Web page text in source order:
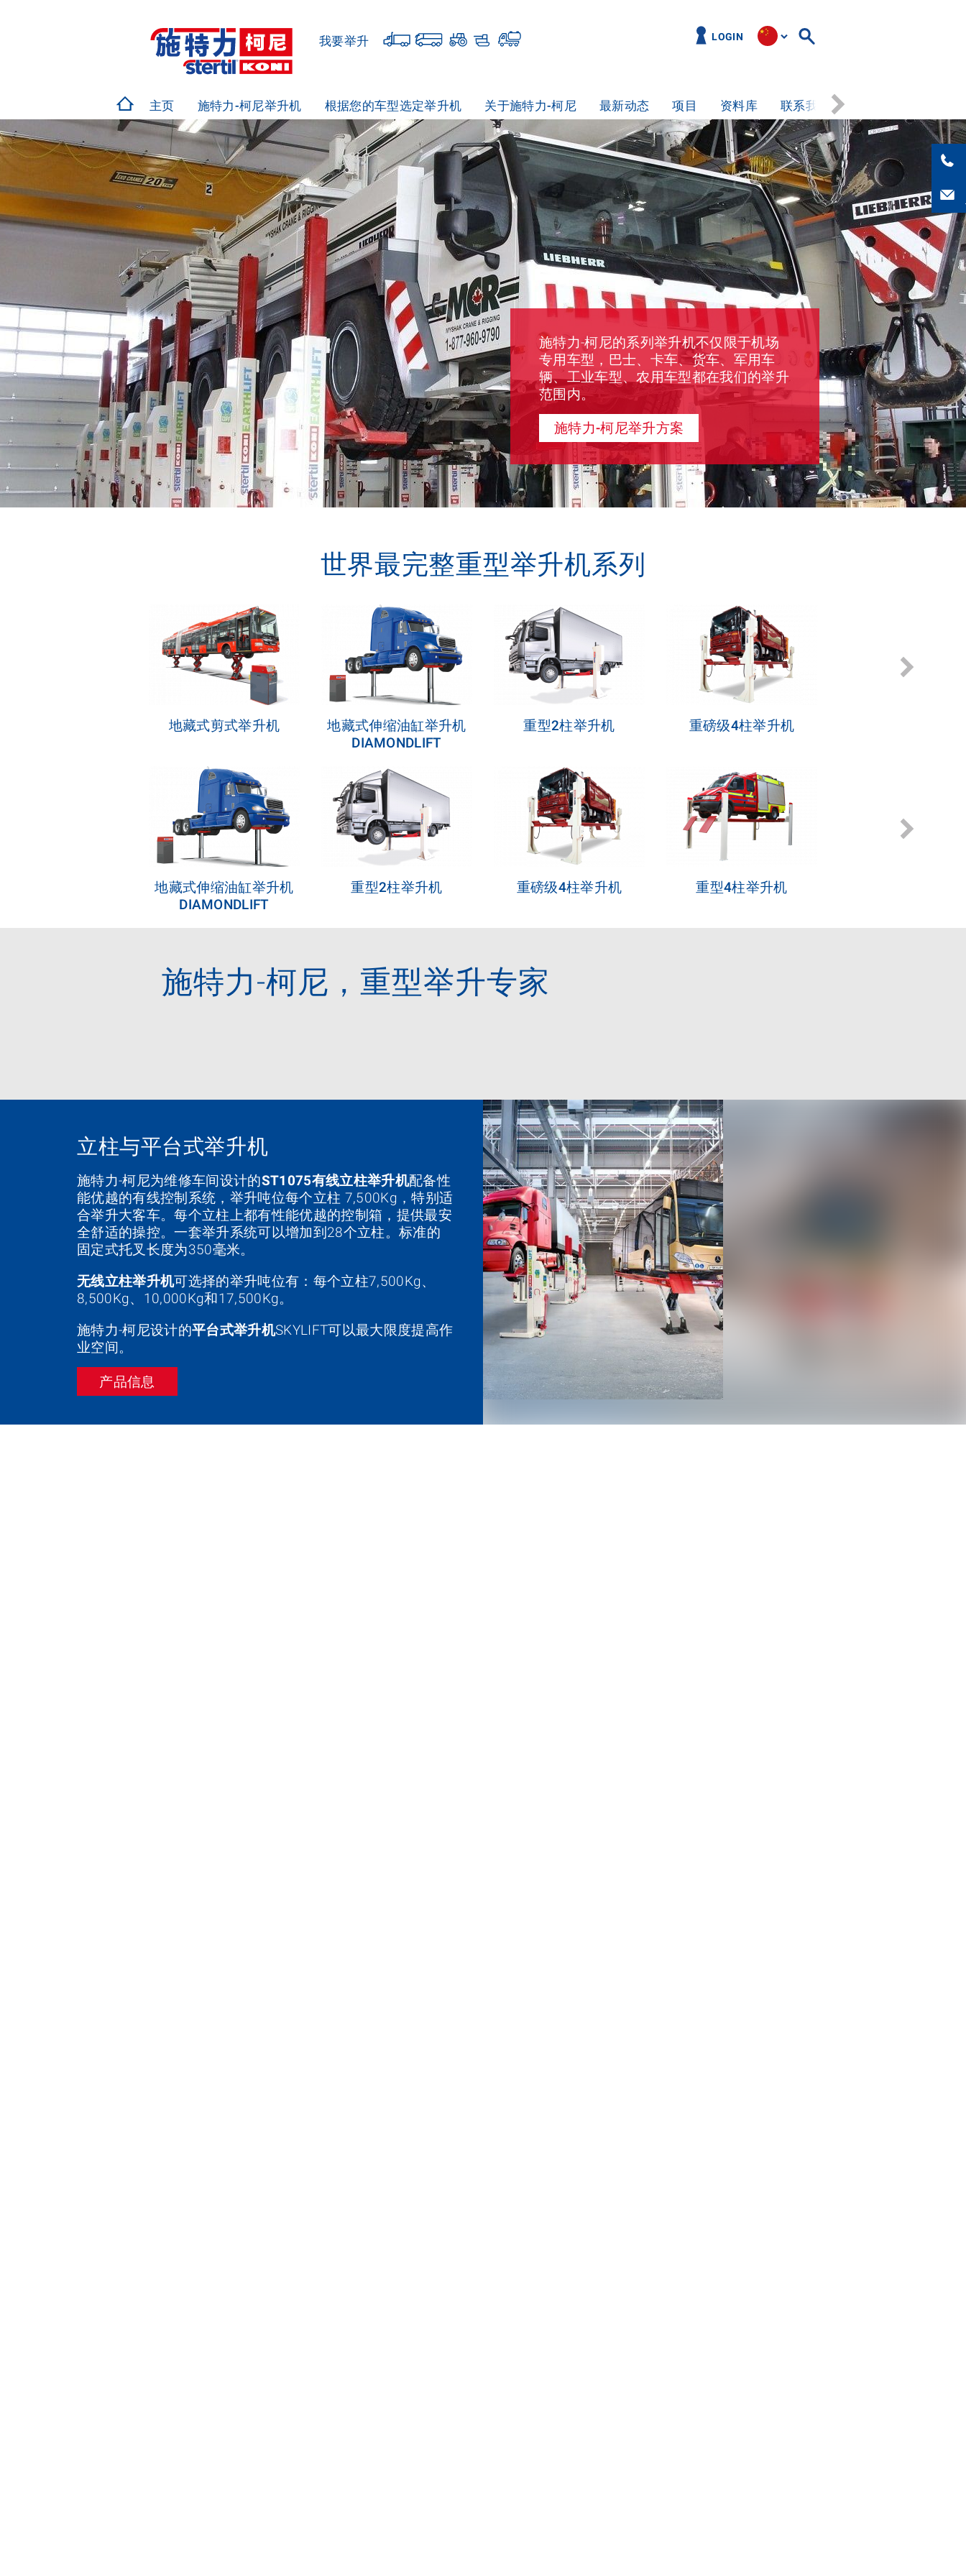
我要举升 LOGIN
主页 施特力-柯尼举升机 根据您的车型选定举升机 关于施特力-柯尼 最新动态 项目 资料库 联系我们
施特力-柯尼的系列举升机不仅限于机场
专用车型，巴士、卡车、货车、军用车
辆、工业车型、农用车型都在我们的举升
范围内。
施特力-柯尼举升方案
世界最完整重型举升机系列
地藏式剪式举升机
地藏式伸缩油缸举升机
DIAMONDLIFT
重型2柱举升机 重磅级4柱举升机
地藏式伸缩油缸举升机
DIAMONDLIFT
重型2柱举升机 重磅级4柱举升机 重型4柱举升机
施特力-柯尼，重型举升专家
立柱与平台式举升机
施特力-柯尼为维修车间设计的ST1075有线立柱举升机配备性
能优越的有线控制系统，举升吨位每个立柱 7,500Kg，特别适
合举升大客车。每个立柱上都有性能优越的控制箱，提供最安
全舒适的操控。一套举升系统可以增加到28个立柱。标准的
固定式托叉长度为350毫米。
无线立柱举升机可选择的举升吨位有：每个立柱7,500Kg、
8,500Kg、10,000Kg和17,500Kg。
施特力-柯尼设计的平台式举升机SKYLIFT可以最大限度提高作
业空间。
产品信息